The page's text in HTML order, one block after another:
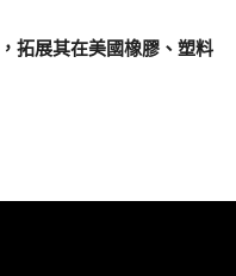
拓展其在美國橡膠、塑料